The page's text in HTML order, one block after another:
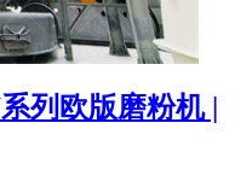
列欧版磨粉机 |